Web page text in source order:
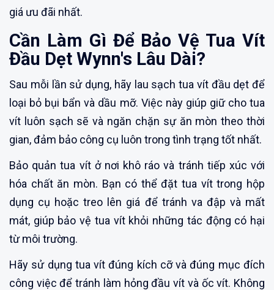
giá ưu đãi nhất.
Cần Làm Gì Để Bảo Vệ Tua Vít
Đầu Dẹt Wynn's Lâu Dài?
Sau mỗi lần sử dụng, hãy lau sạch tua vít đầu dẹt để
loại bỏ bụi bẩn và dầu mỡ. Việc này giúp giữ cho tua
vít luôn sạch sẽ và ngăn chặn sự ăn mòn theo thời
gian, đảm bảo công cụ luôn trong tình trạng tốt nhất.
Bảo quản tua vít ở nơi khô ráo và tránh tiếp xúc với
hóa chất ăn mòn. Bạn có thể đặt tua vít trong hộp
dụng cụ hoặc treo lên giá để tránh va đập và mất
mát, giúp bảo vệ tua vít khỏi những tác động có hại
từ môi trường.
Hãy sử dụng tua vít đúng kích cỡ và đúng mục đích
công việc để tránh làm hỏng đầu vít và ốc vít. Không